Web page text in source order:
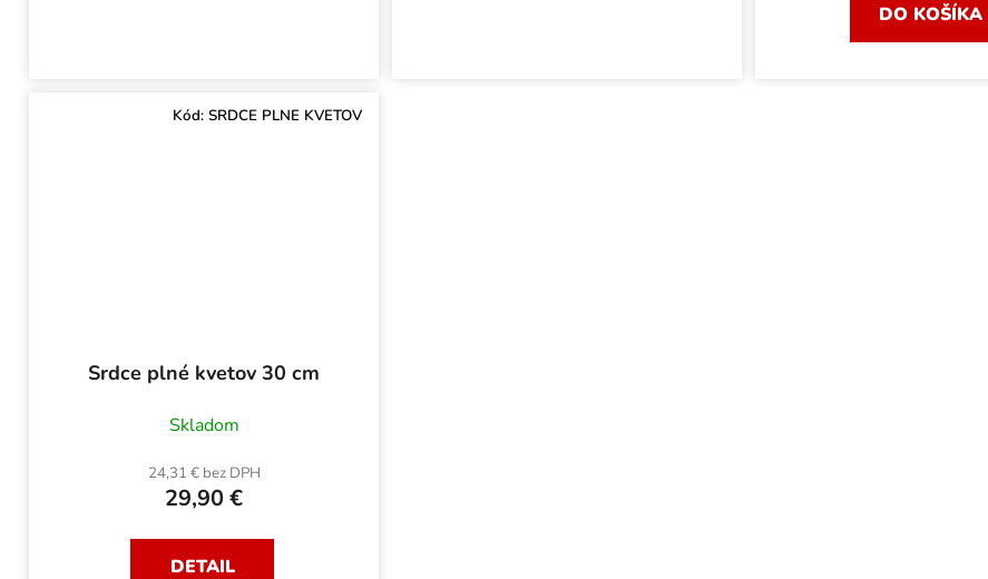
DO KOŠÍKA
Srdce plné kvetov 30 cm
Skladom
24,31 € bez DPH
29,90 €
DETAIL
Kód: SRDCE PLNE KVETOV